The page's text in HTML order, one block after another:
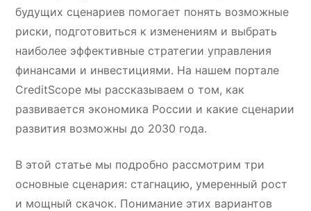
будущих сценариев помогает понять возможные
риски, подготовиться к изменениям и выбрать
наиболее эффективные стратегии управления
финансами и инвестициями. На нашем портале
CreditScope мы рассказываем о том, как
развивается экономика России и какие сценарии
развития возможны до 2030 года.
В этой статье мы подробно рассмотрим три
основные сценария: стагнацию, умеренный рост
и мощный скачок. Понимание этих вариантов